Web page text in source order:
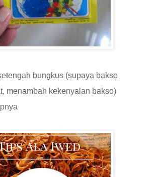
bungkus (supaya bakso
menambah kekenyalan bakso)